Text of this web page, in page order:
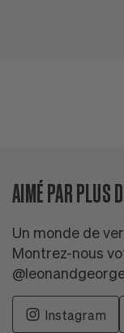
AIMÉ PAR PLUS
Un monde de
Montrez-nous
Instagram